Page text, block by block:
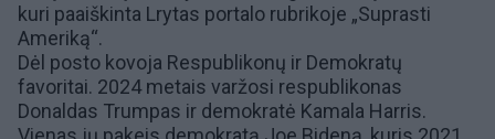
kuri paaiškinta Lrytas portalo rubrikoje „Suprasti
Ameriką“.
Dėl posto kovoja Respublikonų ir Demokratų
favoritai. 2024 metais varžosi respublikonas
Donaldas Trumpas ir demokratė Kamala Harris.